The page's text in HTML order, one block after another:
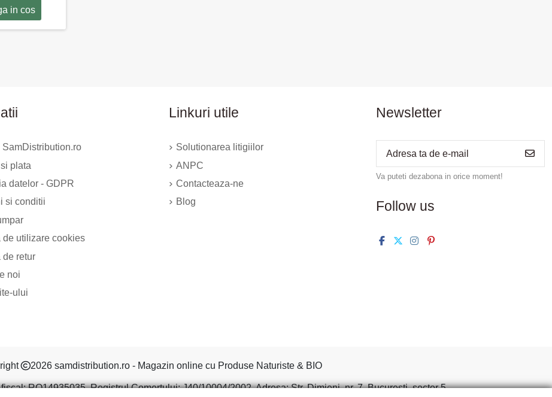
in cos
SamDistribution.ro
plata
datelor - GDPR
si conditii
de utilizare cookies
de retur
noi
ului
Linkuri utile
Solutionarea litigiilor
ANPC
Contacteaza-ne
Blog
Newsletter
Va puteti dezabona in orice moment!
Follow us
2026 samdistribution.ro - Magazin online cu Produse Naturiste & BIO
RO14935035, Registrul Comertului: J40/10004/2002, Adresa: Str. Dimieni, nr. 7, Bucuresti, sector 5.